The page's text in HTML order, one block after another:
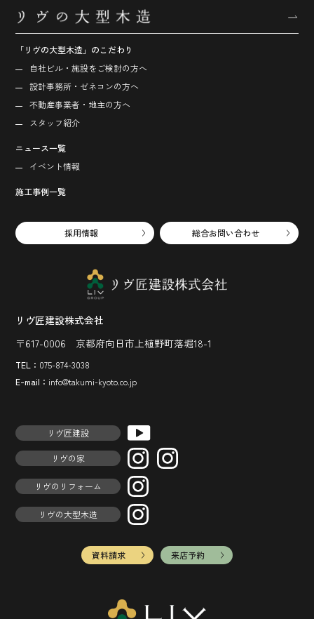
「リヴの大型木造」のこだわり
自社ビル・施設をご検討の方へ
設計事務所・ゼネコンの方へ
不動産事業者・地主の方へ
スタッフ紹介
ニュース一覧
イベント情報
施工事例一覧
採用情報 総合お問い合わせ
リヴ匠建設株式会社
〒617-0006 京都府向日市上植野町落堀18-1
TEL： 075-874-3038
E-mail： info@takumi-kyoto.co.jp
リヴ匠建設
リヴの家
リヴのリフォーム
リヴの大型木造
資料請求 来店予約